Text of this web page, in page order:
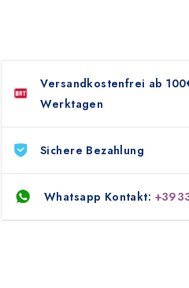
Versandkostenfrei ab
Werktagen
Sichere Bezahlung
Whatsapp Kontakt: